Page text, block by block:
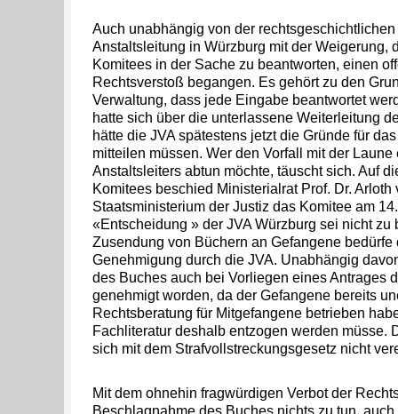
Auch unabhängig von der
Anstaltsleitung in Würzburg mit der Weigerung,
Komitees in der Sache zu beantworten, einen
Rechtsverstoß begangen. Es gehört zu den
Verwaltung, dass jede Eingabe beantwortet
hatte sich über die unterlassene Weiterleitung
hätte die JVA spätestens jetzt die Gründe für
mitteilen müssen. Wer den Vorfall mit der
Anstaltsleiters abtun möchte, täuscht sich. Auf
Komitees beschied Ministerialrat Prof. Dr. Arloth
Staatsministerium der Justiz das Komitee am
«Entscheidung » der JVA Würzburg sei nicht zu
Zusendung von Büchern an Gefangene bedürfe
Genehmigung durch die JVA. Unabhängig
des Buches auch bei Vorliegen eines Antrages
genehmigt worden, da der Gefangene bereits
Rechtsberatung für Mitgefangene betrieben
Fachliteratur deshalb entzogen werden müsse.
sich mit dem Strafvollstreckungsgesetz nicht
Mit dem ohnehin fragwürdigen Verbot der
Beschlagnahme des Buches nichts zu tun,